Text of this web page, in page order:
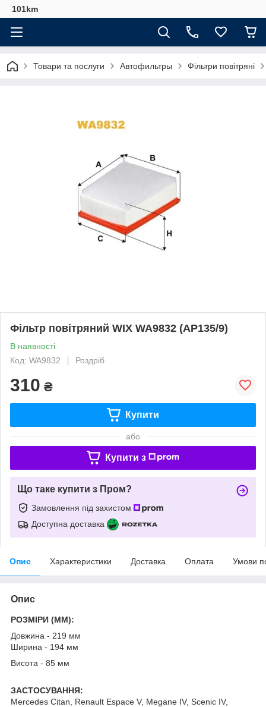
101km
Товари та послуги Автофильтры Фільтри повітряні
Фільтр повітряний WIX WA9832 (AP135/9)
В наявності
Код: WA9832
Роздріб
310 ₴
Купити
або
Купити з
Що таке купити з Пром?
Замовлення під захистом
Доступна доставка
Опис Характеристики Доставка Оплата Умови
Опис
РОЗМІРИ (MM):
Довжина - 219 мм
Ширина - 194 мм
Висота - 85 мм
ЗАСТОСУВАННЯ:
Mercedes Citan, Renault Espace V, Megane IV, Scenic IV,